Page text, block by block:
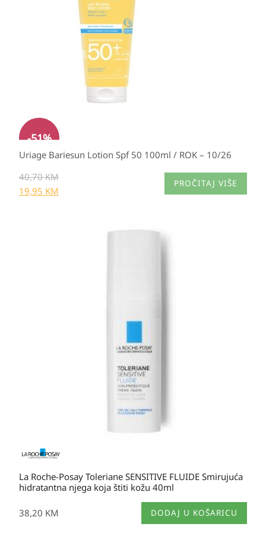
-51%
Uriage Bariesun Lotion Spf 50 100ml / ROK – 10/26
40,70KM
19,95 KM
PROČITAJ VIŠE
La Roche-Posay Toleriane SENSITIVE FLUIDE Smirujuća
hidratantna njega koja štiti kožu 40ml
38,20 KM DODAJ U KOŠARICU